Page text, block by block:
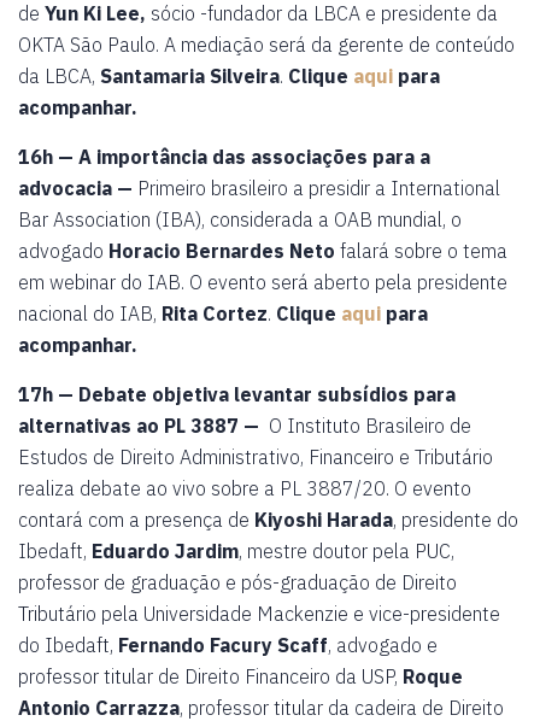
de Yun Ki Lee, sócio -fundador da LBCA e presidente da
OKTA São Paulo. A mediação será da gerente de conteúdo
da LBCA, Santamaria Silveira. Clique aqui para
acompanhar.
16h — A importância das associações para a
advocacia — Primeiro brasileiro a presidir a International
Bar Association (IBA), considerada a OAB mundial, o
advogado Horacio Bernardes Neto falará sobre o tema
em webinar do IAB. O evento será aberto pela presidente
nacional do IAB, Rita Cortez. Clique aqui para
acompanhar.
17h — Debate objetiva levantar subsídios para
alternativas ao PL 3887 — O Instituto Brasileiro de
Estudos de Direito Administrativo, Financeiro e Tributário
realiza debate ao vivo sobre a PL 3887/20. O evento
contará com a presença de Kiyoshi Harada, presidente do
Ibedaft, Eduardo Jardim, mestre doutor pela PUC,
professor de graduação e pós-graduação de Direito
Tributário pela Universidade Mackenzie e vice-presidente
do Ibedaft, Fernando Facury Scaff, advogado e
professor titular de Direito Financeiro da USP, Roque
Antonio Carrazza, professor titular da cadeira de Direito